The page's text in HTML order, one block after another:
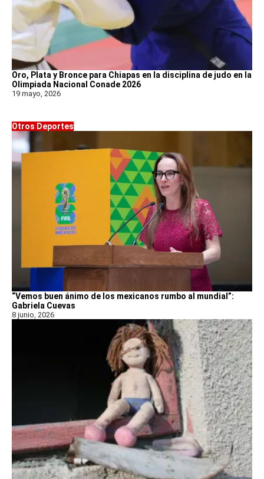
Oro, Plata y Bronce para Chiapas en la disciplina de judo en la
Olimpiada Nacional Conade 2026
19 mayo, 2026
Otros Deportes
“Vemos buen ánimo de los mexicanos rumbo al mundial”:
Gabriela Cuevas
8 junio, 2026